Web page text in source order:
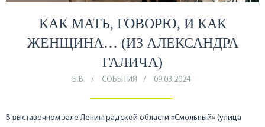
КАК МАТЬ, ГОВОРЮ, И КАК
ЖЕНЩИНА… (ИЗ АЛЕКСАНДРА
ГАЛИЧА)
Б.В. СОБЫТИЯ 09.03.2024
В выставочном зале Ленинградской области «Смольный» (улица